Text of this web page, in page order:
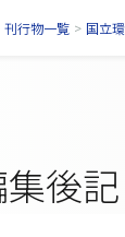
刊行物一覧 > 国立
後記